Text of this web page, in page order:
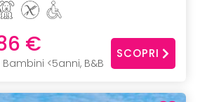
€
Bambini <5anni, B&B
SCOPRI